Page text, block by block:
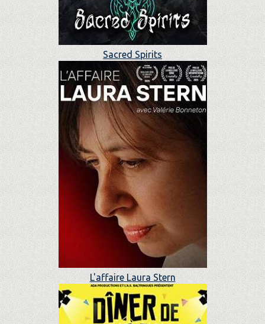
Sacred Spirits
L'affaire Laura Stern